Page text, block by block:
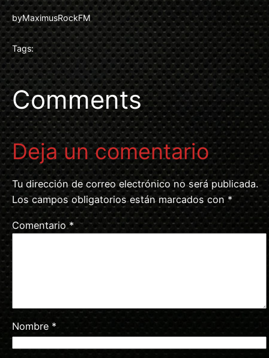
byMaximusRockFM
Tags:
Comments
Deja un comentario
Tu dirección de correo electrónico no será publicada.
Los campos obligatorios están marcados con *
Comentario*
Nombre *